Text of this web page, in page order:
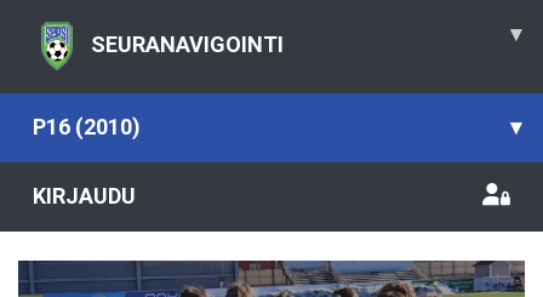
SEURANAVIGOINTI ▾
P16 (2010) ▾
KIRJAUDU